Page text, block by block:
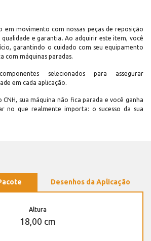
em movimento com nossas peças de reposição
e garantia. Ao adquirir este item, você
garantindo o cuidado com seu equipamento
com máquinas paradas.
selecionados para assegurar
em cada aplicação.
CNH, sua máquina não fica parada e você ganha
no que realmente importa: o sucesso da sua
Desenhos da Aplicação
Altura
18,00 cm